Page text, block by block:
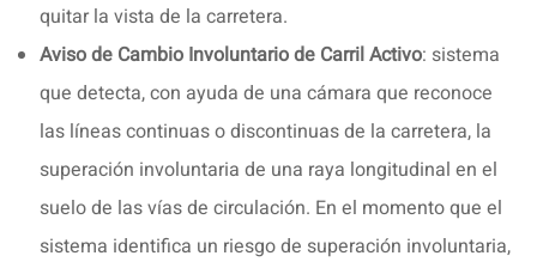
quitar la vista de la carretera.
Aviso de Cambio Involuntario de Carril Activo: sistema
que detecta, con ayuda de una cámara que reconoce
las líneas continuas o discontinuas de la carretera, la
superación involuntaria de una raya longitudinal en el
suelo de las vías de circulación. En el momento que el
sistema identifica un riesgo de superación involuntaria,